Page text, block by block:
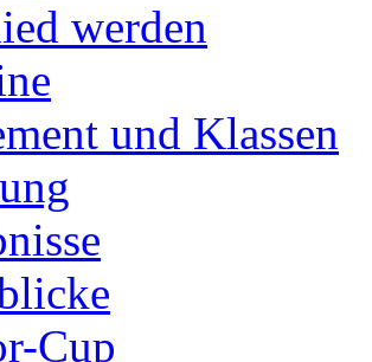
werden
und Klassen
Cup